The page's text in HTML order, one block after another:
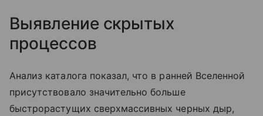
Выявление скрытых
процессов
Анализ каталога показал, что в ранней Вселенной
присутствовало значительно больше
быстрорастущих сверхмассивных черных дыр,